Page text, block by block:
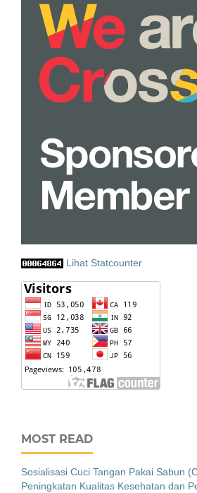
Lihat Statcounter
MOST READ
Sosialisasi Cuci Tangan Pakai Sabun
Peningkatan Kualitas Kesehatan dan